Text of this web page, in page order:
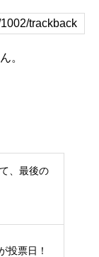
。
、最後の
投票日！